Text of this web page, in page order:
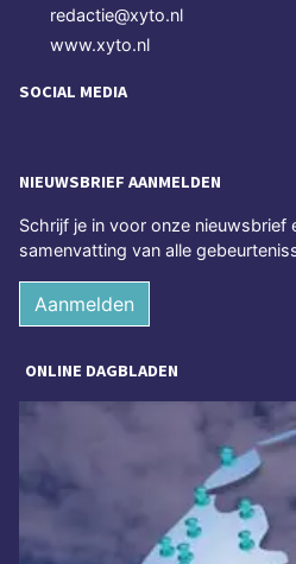
redactie@xyto.nl
www.xyto.nl
SOCIAL MEDIA
NIEUWSBRIEF AANMELDEN
Schrijf je in voor onze nieuwsbrief
samenvatting van alle
Aanmelden
ONLINE DAGBLADEN